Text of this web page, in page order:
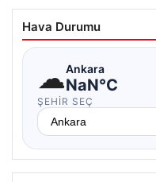
Hava Durumu
☁Ankara
NaN°C
ŞEHIR SEÇ